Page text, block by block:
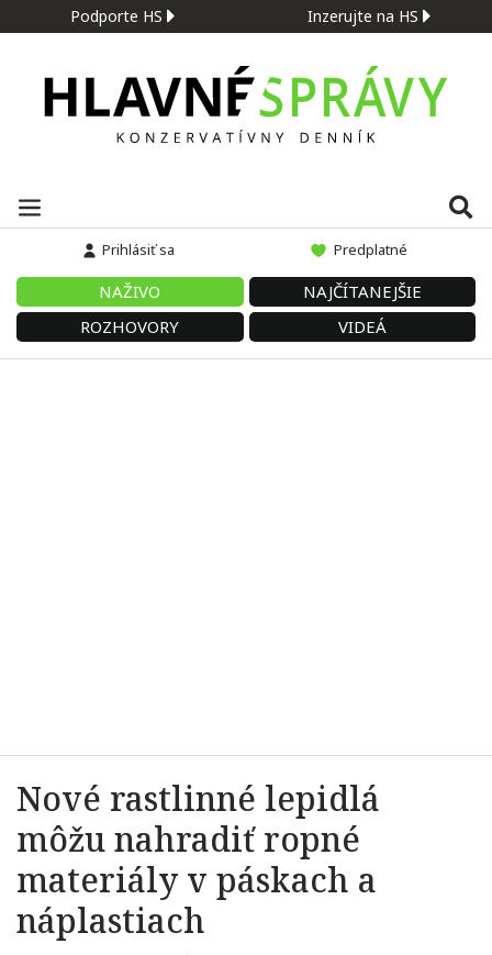
Podporte HS Inzerujte na HS
Prihlásiť sa Predplatné
NAŽIVO
NAJČÍTANEJŠIE
ROZHOVORY
VIDEÁ
Nové rastlinné lepidlá
môžu nahradiť ropné
materiály v páskach a
náplastiach